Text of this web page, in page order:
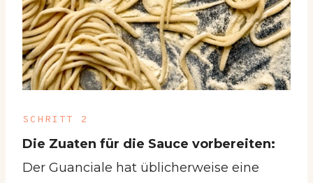
SCHRITT 2
Die Zuaten für die Sauce vorbereiten:
Der Guanciale hat üblicherweise eine